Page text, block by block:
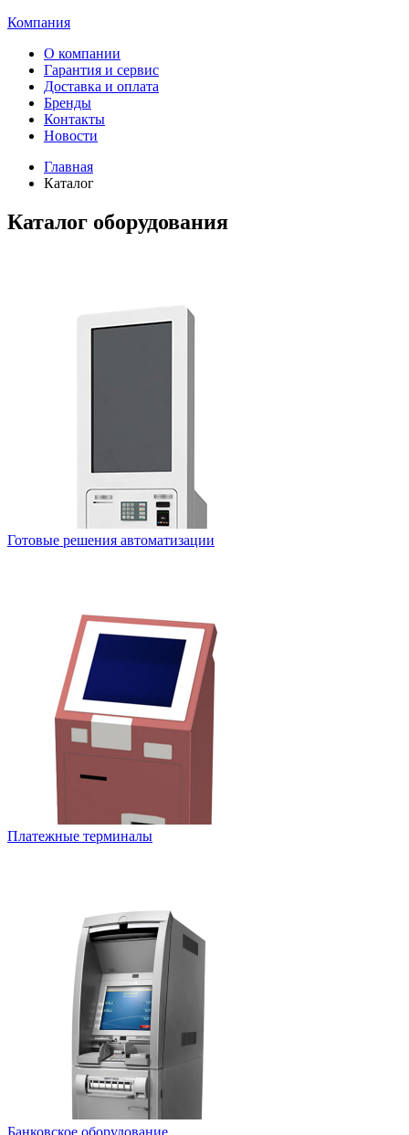
Компания
О компании
Гарантия и сервис
Доставка и оплата
Бренды
Контакты
Новости
Главная
Каталог
Каталог оборудования
Готовые решения автоматизации
Платежные терминалы
Банковское оборудование